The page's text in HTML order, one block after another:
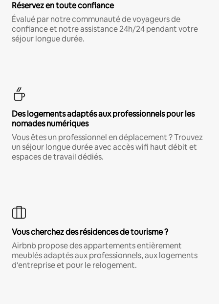
Réservez en toute confiance
Évalué par notre communauté de voyageurs de
confiance et notre assistance 24h/24 pendant votre
séjour longue durée.
Des logements adaptés aux professionnels pour les
nomades numériques
Vous êtes un professionnel en déplacement ? Trouvez
un séjour longue durée avec accès wifi haut débit et
espaces de travail dédiés.
Vous cherchez des résidences de tourisme ?
Airbnb propose des appartements entièrement
meublés adaptés aux professionnels, aux logements
d'entreprise et pour le relogement.